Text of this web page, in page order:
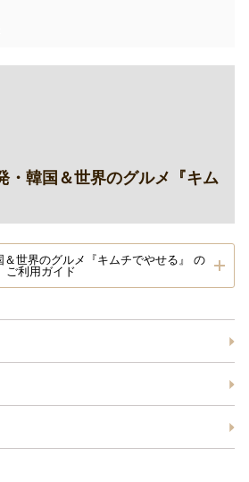
・韓国＆世界のグルメ『キム
＆世界のグルメ『キムチでやせる』 の
ご利用ガイド